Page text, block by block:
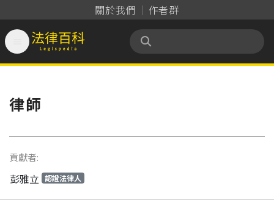
關於我們 作者群
法律百科 Legispedia
律師
貢獻者:
彭雅立 認證法律人